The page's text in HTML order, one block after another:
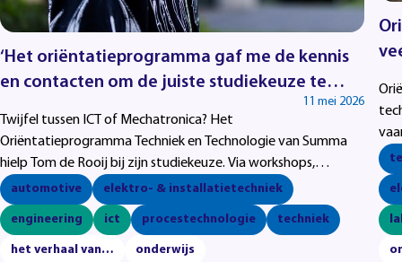
‘Het oriëntatieprogramma gaf me de kennis
en contacten om de juiste studiekeuze te
11 mei 2026
Twijfel tussen ICT of Mechatronica? Het
Oriëntatieprogramma Techniek en Technologie van Summa
hielp Tom de Rooij bij zijn studiekeuze. Via workshops,
bedrijfsbezoeken en praktijkervaring ontdekte hij welke
technische richting bij hem past.
automotive elektro- & installatietechniek
engineering ict procestechnologie techniek
het verhaal van… onderwijs